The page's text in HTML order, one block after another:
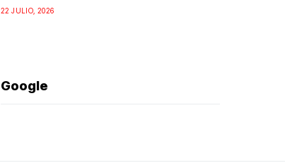
22 JULIO, 2026
Google